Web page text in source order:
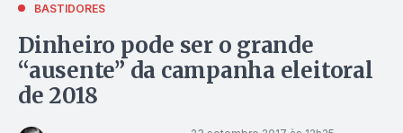
BASTIDORES
Dinheiro pode ser o grande
“ausente” da campanha eleitoral
de 2018